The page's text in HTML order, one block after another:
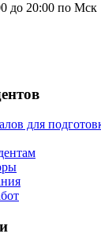
до 20:00 по Мск
для